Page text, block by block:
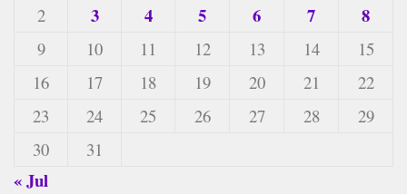
2 3 4 5 6 7 8
9 10 11 12 13 14
15
16
17 18 19 20 21
22
23
24 25 26 27 28
29
30
31
« Jul